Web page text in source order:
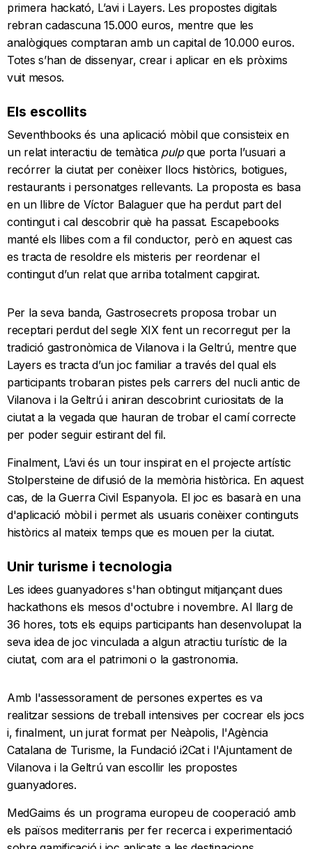
primera hackató, L’avi i Layers. Les propostes digitals
rebran cadascuna 15.000 euros, mentre que les
analògiques comptaran amb un capital de 10.000 euros.
Totes s’han de dissenyar, crear i aplicar en els pròxims
vuit mesos.
Els escollits
Seventhbooks és una aplicació mòbil que consisteix en
un relat interactiu de temàtica pulpque porta l’usuari a
recórrer la ciutat per conèixer llocs històrics, botigues,
restaurants i personatges rellevants. La proposta es basa
en un llibre de Víctor Balaguer que ha perdut part del
contingut i cal descobrir què ha passat. Escapebooks
manté els llibes com a fil conductor, però en aquest cas
es tracta de resoldre els misteris per reordenar el
contingut d’un relat que arriba totalment capgirat.
Per la seva banda, Gastrosecrets proposa trobar un
receptari perdut del segle XIX fent un recorregut per la
tradició gastronòmica de Vilanova i la Geltrú, mentre que
Layers es tracta d’un joc familiar a través del qual els
participants trobaran pistes pels carrers del nucli antic de
Vilanova i la Geltrú i aniran descobrint curiositats de la
ciutat a la vegada que hauran de trobar el camí correcte
per poder seguir estirant del fil.
Finalment, L’avi és un tour inspirat en el projecte artístic
Stolpersteine de difusió de la memòria històrica. En aquest
cas, de la Guerra Civil Espanyola. El joc es basarà en una
d'aplicació mòbil i permet als usuaris conèixer continguts
històrics al mateix temps que es mouen per la ciutat.
Unir turisme i tecnologia
Les idees guanyadores s'han obtingut mitjançant dues
hackathons els mesos d'octubre i novembre. Al llarg de
36 hores, tots els equips participants han desenvolupat la
seva idea de joc vinculada a algun atractiu turístic de la
ciutat, com ara el patrimoni o la gastronomia.
Amb l'assessorament de persones expertes es va
realitzar sessions de treball intensives per cocrear els jocs
i, finalment, un jurat format per Neàpolis, l'Agència
Catalana de Turisme, la Fundació i2Cat i l'Ajuntament de
Vilanova i la Geltrú van escollir les propostes
guanyadores.
MedGaims és un programa europeu de cooperació amb
els països mediterranis per fer recerca i experimentació